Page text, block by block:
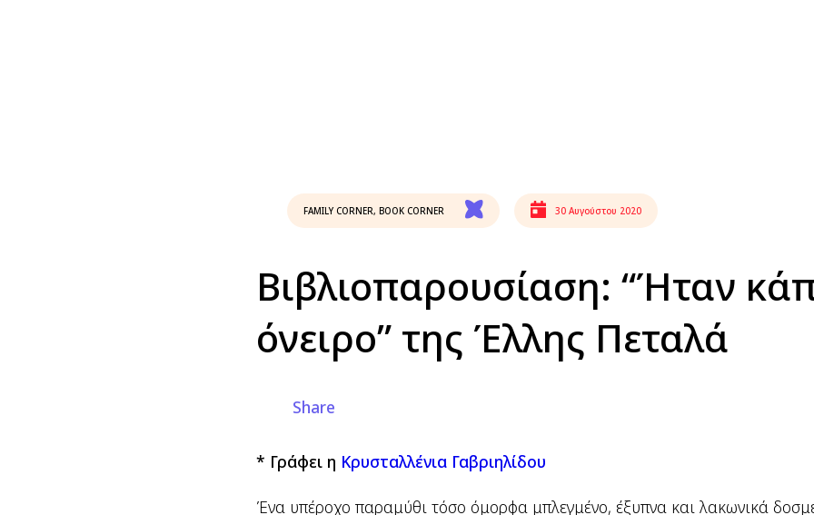
FAMILY CORNER, BOOK CORNER 30 Αυγούστου 2020
Βιβλιοπαρουσίαση: “Ήταν
όνειρο” της Έλλης Πεταλά
Share
* Γράφει η Κρυσταλλένια Γαβριηλίδου
Ένα υπέροχο παραμύθι τόσο όμορφα μπλεγμένο, έξυπνα και λακωνικά